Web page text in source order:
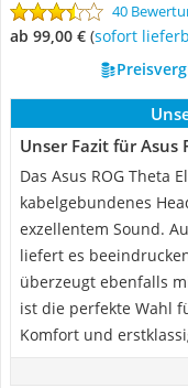
40
ab 99,00 € ( Sofort
Unser Fazit für Asus
Das Asus ROG Theta
kabelgebundenes
exzellentem Sound.
liefert es
überzeugt ebenfalls
ist die perfekte Wahl
Komfort und